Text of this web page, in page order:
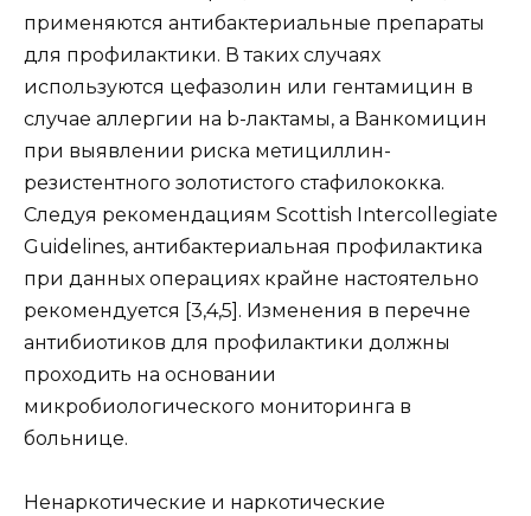
применяются антибактериальные препараты
для профилактики. В таких случаях
используются цефазолин или гентамицин в
случае аллергии на b-лактамы, а Ванкомицин
при выявлении риска метициллин-
резистентного золотистого стафилококка.
Следуя рекомендациям Scottish Intercollegiate
Guidelines, антибактериальная профилактика
при данных операциях крайне настоятельно
рекомендуется [3,4,5]. Изменения в перечне
антибиотиков для профилактики должны
проходить на основании
микробиологического мониторинга в
больнице.
Ненаркотические и наркотические